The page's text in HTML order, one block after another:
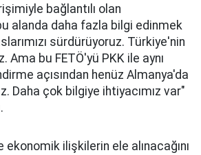
bağlantılı olan
alanda daha fazla bilgi edinmek
sürdürüyoruz. Türkiye'nin
bu FETÖ'yü PKK ile aynı
açısından henüz Almanya'da
Daha çok bilgiye ihtiyacımız var"
ekonomik ilişkilerin ele alınacağını